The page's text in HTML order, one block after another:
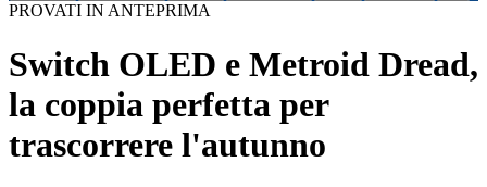
PROVATI IN ANTEPRIMA
Switch OLED e Metroid Dread,
la coppia perfetta per
trascorrere l'autunno